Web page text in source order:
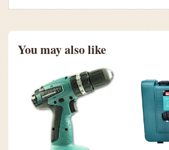
You may also like